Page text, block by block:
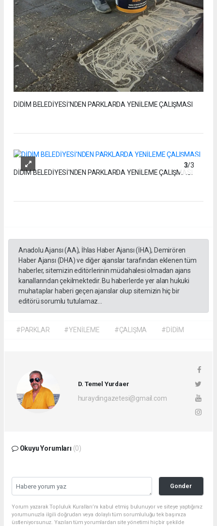
DİDİM BELEDİYESİ'NDEN PARKLARDA YENİLEME ÇALIŞMASI
3/3
DİDİM BELEDİYESİ'NDEN PARKLARDA YENİLEME ÇALIŞMASI
Anadolu Ajansı (AA), İhlas Haber Ajansı (İHA), Demirören
Haber Ajansı (DHA) ve diğer ajanslar tarafından eklenen tüm
haberler, sitemizin editörlerinin müdahalesi olmadan ajans
kanallarından çekilmektedir. Bu haberlerde yer alan hukuki
muhataplar haberi geçen ajanslar olup sitemizin hiç bir
editörü sorumlu tutulamaz...
#PARKLAR #YENİLEME #ÇALIŞMA #DİDİM
D. Temel Yurdaer
huraydingazetesi@gmail.com
Okuyu Yorumları (0)
Gonder
Yorum yazarak Topluluk Kuralları’nı kabul etmiş bulunuyor ve siteye yaptığınız
yorumunuzla ilgili doğrudan veya dolaylı tüm sorumluluğu tek başınıza
üstleniyorsunuz. Yazılan tüm yorumlardan site yönetimi hiçbir şekilde